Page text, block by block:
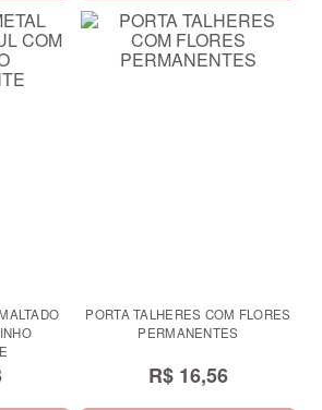
PORTA TALHERES COM FLORES
PERMANENTES
R$ 16,56